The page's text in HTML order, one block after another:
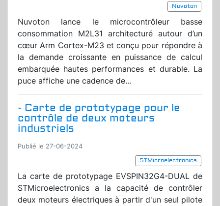
Nuvoton
Nuvoton lance le microcontrôleur basse
consommation M2L31 architecturé autour d’un
cœur Arm Cortex-M23 et conçu pour répondre à
la demande croissante en puissance de calcul
embarquée hautes performances et durable. La
puce affiche une cadence de...
- Carte de prototypage pour le
contrôle de deux moteurs
industriels
Publié le 27-06-2024
STMicroelectronics
La carte de prototypage EVSPIN32G4-DUAL de
STMicroelectronics a la capacité de contrôler
deux moteurs électriques à partir d'un seul pilote